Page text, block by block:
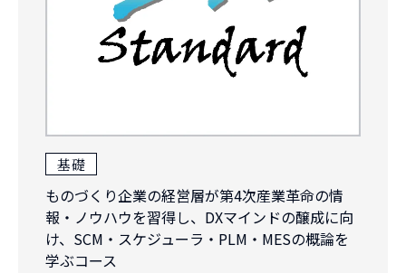
基礎
ものづくり企業の経営層が第4次産業革命の情
報・ノウハウを習得し、DXマインドの醸成に向
け、SCM・スケジューラ・PLM・MESの概論を
学ぶコース